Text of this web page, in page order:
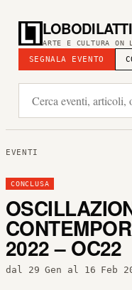
ARTE E CULTURA
SEGNALA EVENTO
EVENTI
CONCLUSA
2022 – OC22
dal 29 Gen al 16 Feb